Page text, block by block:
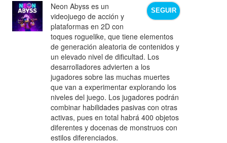
SEGUIR
Neon Abyss es un
videojuego de acción y
plataformas en 2D con
toques roguelike, que tiene elementos
de generación aleatoria de contenidos y
un elevado nivel de dificultad. Los
desarrolladores advierten a los
jugadores sobre las muchas muertes
que van a experimentar explorando los
niveles del juego. Los jugadores podrán
combinar habilidades pasivas con otras
activas, pues en total habrá 400 objetos
diferentes y docenas de monstruos con
estilos diferenciados.